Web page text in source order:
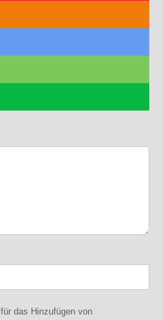
für das Hinzufügen von